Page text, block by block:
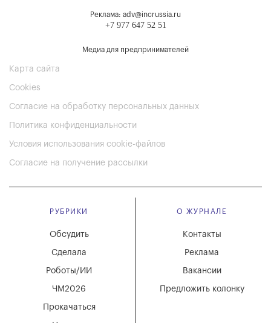
Реклама: adv@incrussia.ru
+7 977 647 52 51
Медиа для предпринимателей
Карта сайта
Cookies
Согласие на обработку персональных данных
Политика конфиденциальности
Условия использования cookie-файлов
Согласие на получение рассылки
РУБРИКИ
Обсудить
Сделала
Роботы/ИИ
ЧМ2026
Прокачаться
О ЖУРНАЛЕ
Вакансии
Реклама
Контакты
Предложить колонку